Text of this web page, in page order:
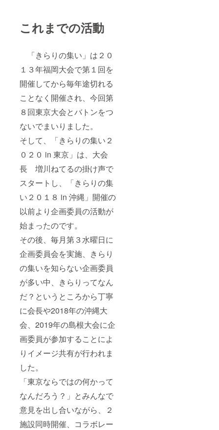
これまでの活動
「きらりの集い」は２０
１３年福岡大会で第１回を
開催してから毎年途切れる
ことなく開催され、今回第
８回東京大会とバトンをつ
ないでまいりました。
そして、「きらりの集い２
０２０ in 東京」は、大会
長 増川ねてるの掛け声で
スタートし、「きらりの集
い２０１８ in 沖縄」開催の
以前より企画委員の活動が
始まったのです。
その後、毎月第３水曜日に
企画委員会を実施、きらり
の集いを知らない企画委員
が多い中、きらりってなん
だ？というところから丁寧
に会長や2018年の沖縄大
会、2019年の島根大会に企
画委員が参加することによ
りイメージ共有が行われま
した。
「東京ならではの何かって
なんだろう？」とみんなで
意見を出し合いながら、２
施設同時開催、コラボレー